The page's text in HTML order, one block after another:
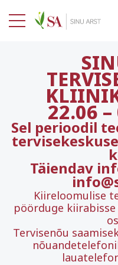
22.06 –
Sel perioodil
Täiendav
Kiireloomulise
pöörduge
Tervisenõu